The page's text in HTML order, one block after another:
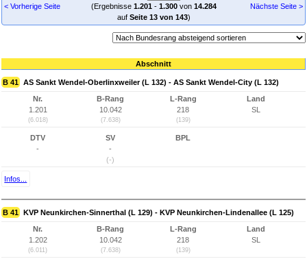
< Vorherige Seite
(Ergebnisse 1.201- 1.300von 14.284
auf Seite 13 von 143)
Nächste Seite >
Abschnitt
B 41 AS Sankt Wendel-Oberlinxweiler (L 132) - AS Sankt Wendel-City (L 132)
Nr.
1.201
(6.018)
B-Rang
10.042
(7.638)
L-Rang
218
(139)
Land
SL
DTV
-
SV
-
(-)
BPL
Infos...
B 41 KVP Neunkirchen-Sinnerthal (L 129) - KVP Neunkirchen-Lindenallee (L 125)
Nr.
1.202
(6.011)
B-Rang
10.042
(7.638)
L-Rang
218
(139)
Land
SL